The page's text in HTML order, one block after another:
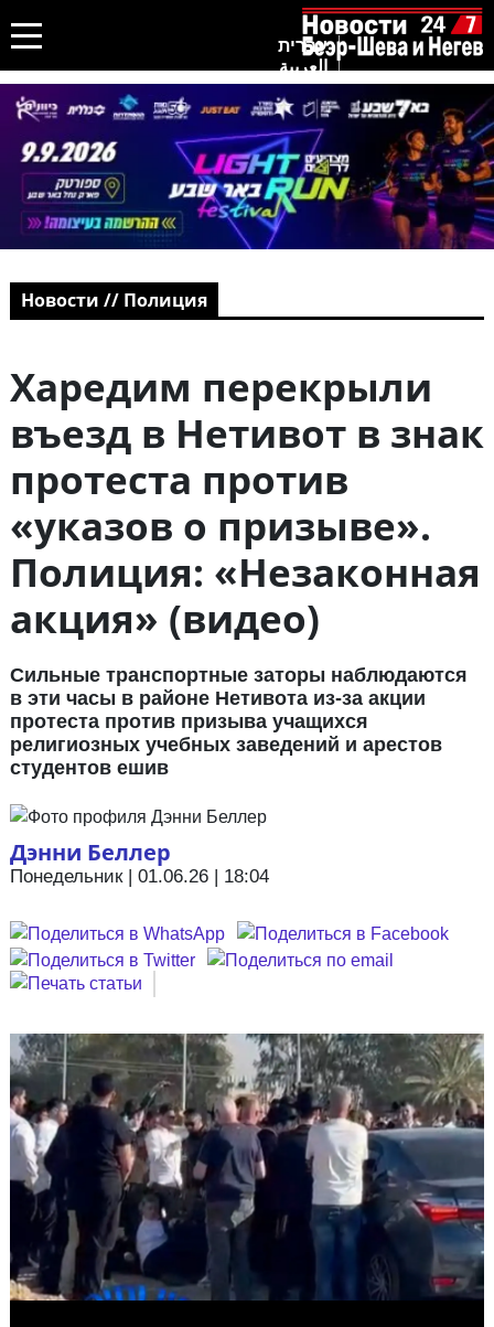
עברית
العربية
Новости // Полиция
Харедим перекрыли
въезд в Нетивот в знак
протеста против
«указов о призыве».
Полиция: «Незаконная
акция» (видео)
Сильные транспортные заторы наблюдаются
в эти часы в районе Нетивота из-за акции
протеста против призыва учащихся
религиозных учебных заведений и арестов
студентов ешив
Дэнни Беллер
Понедельник | 01.06.26 | 18:04